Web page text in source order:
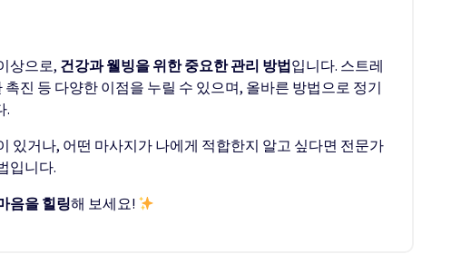
상으로, 건강과 웰빙을 위한 중요한 관리 방법입니다. 스트레
진 등 다양한 이점을 누릴 수 있으며, 올바른 방법으로 정기
.
있거나, 어떤 마사지가 나에게 적합한지 알고 싶다면 전문가
입니다.
음을 힐링해 보세요!